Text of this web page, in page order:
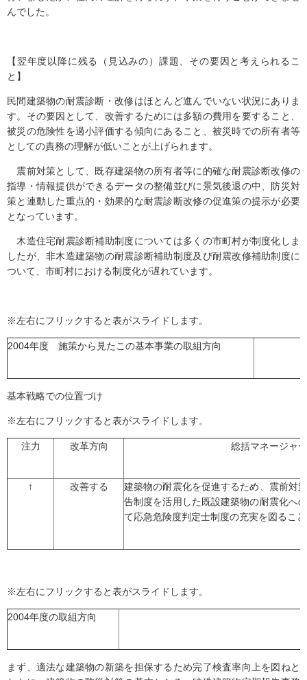
んでした。
【翌年度以降に残る（見込みの）課題、その要因と考えられるこ
と】
民間建築物の耐震診断・改修はほとんど進んでいない状況にありま
す。その要因として、改善するためには多額の費用を要すること、
被災の危険性を過小評価する傾向にあること、被災時での所有者等
としての責務の理解が低いことが上げられます。
震前対策として、既存建築物の所有者等に的確な耐震診断改修の
指導・情報提供ができるデータの整備並びに景気後退の中、防災対
策と連動した重点的・効果的な耐震診断改修の促進策の提示が必要
となっています。
木造住宅耐震診断補助制度については多くの市町村が制度化しま
したが、非木造建築物の耐震診断補助制度及び耐震改修補助制度に
ついて、市町村における制度化が遅れています。
※左右にフリックすると表がスライドします。
2004年度 施策から見たこの基本事業の取組方向
基本戦略での位置づけ
※左右にフリックすると表がスライドします。
注力 改革方向 総括マネージャ
↑ 改善する
建築物の耐震化を促進するため、震前対
告制度を活用した既設建築物の耐震化へ
て応急危険度判定士制度の充実を図るこ
※左右にフリックすると表がスライドします。
2004年度の取組方向
まず、適法な建築物の新築を担保するため完了検査率向上を図ねと